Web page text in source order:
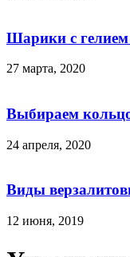
Шарики с
27 марта, 2020
Выбираем
24 апреля, 2020
Виды
12 июня, 2019